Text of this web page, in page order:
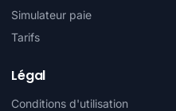
Simulateur paie
Tarifs
Légal
Conditions d'utilisation